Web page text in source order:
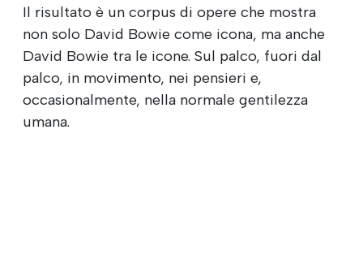
Il risultato è un corpus di opere che mostra
non solo David Bowie come icona, ma anche
David Bowie tra le icone. Sul palco, fuori dal
palco, in movimento, nei pensieri e,
occasionalmente, nella normale gentilezza
umana.